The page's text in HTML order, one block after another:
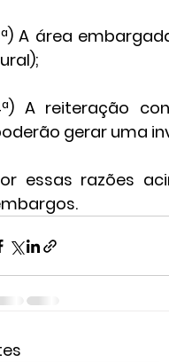
A área
A reiteração
gerar uma
essas razões